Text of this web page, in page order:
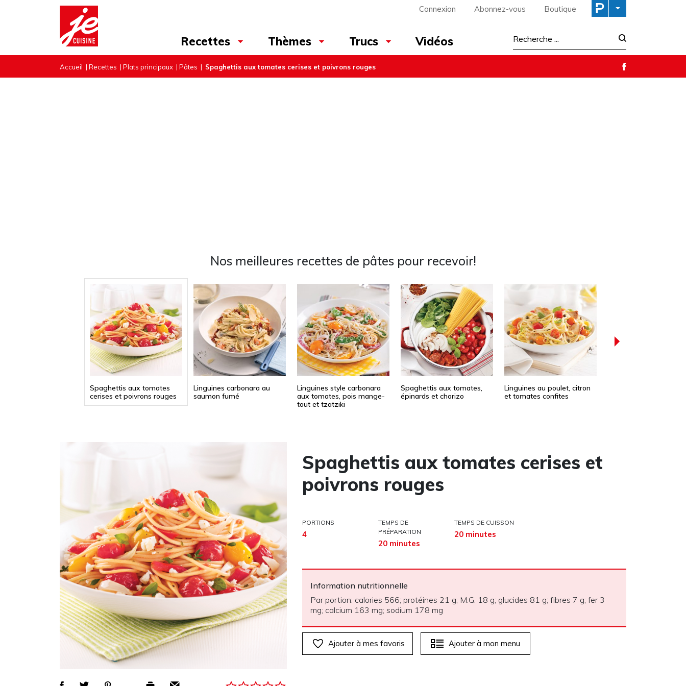
Connexion Abonnez-vous Boutique
Recettes Thèmes Trucs Vidéos
Accueil | Recettes | Plats principaux | Pâtes | Spaghettis aux tomates cerises et poivrons rouges
Nos meilleures recettes de pâtes pour recevoir!
Spaghettis aux tomates
cerises et poivrons rouges
Linguines carbonara au
saumon fumé
Linguines style carbonara
aux tomates, pois mange-
tout et tzatziki
Spaghettis aux tomates,
épinards et chorizo
Linguines au poulet, citron
et tomates confites
Spaghettis aux tomates cerises et
poivrons rouges
PORTIONS
4
TEMPS DE
PRÉPARATION
20 minutes
TEMPS DE CUISSON
20 minutes
Information nutritionnelle
Par portion: calories 566; protéines 21 g; M.G. 18 g; glucides 81 g; fibres 7 g; fer 3
mg; calcium 163 mg; sodium 178 mg
Ajouter à mes favoris Ajouter à mon menu